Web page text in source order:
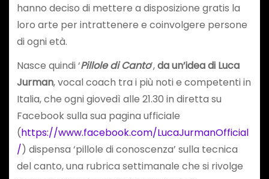
hanno deciso di mettere a disposizione gratis la
loro arte per intrattenere e coinvolgere persone
di ogni età.
Nasce quindi ‘Pillole di Canto’,da un’idea di Luca
Jurman, vocal coach tra i più noti e competenti in
Italia, che ogni giovedì alle 21.30 in diretta su
Facebook sulla sua pagina ufficiale
(https://www.facebook.com/LucaJurmanOfficial
/) dispensa ‘pillole di conoscenza’ sulla tecnica
del canto, una rubrica settimanale che si rivolge